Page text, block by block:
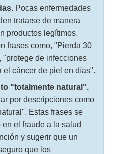
. Pocas enfermedades
tratarse de manera
productos legítimos.
frases como, "Pierda 30
"protege de infecciones
el cáncer de piel en días".
"totalmente natural".
por descripciones como
Estas frases se
el fraude a la salud
y sugerir que un
que los